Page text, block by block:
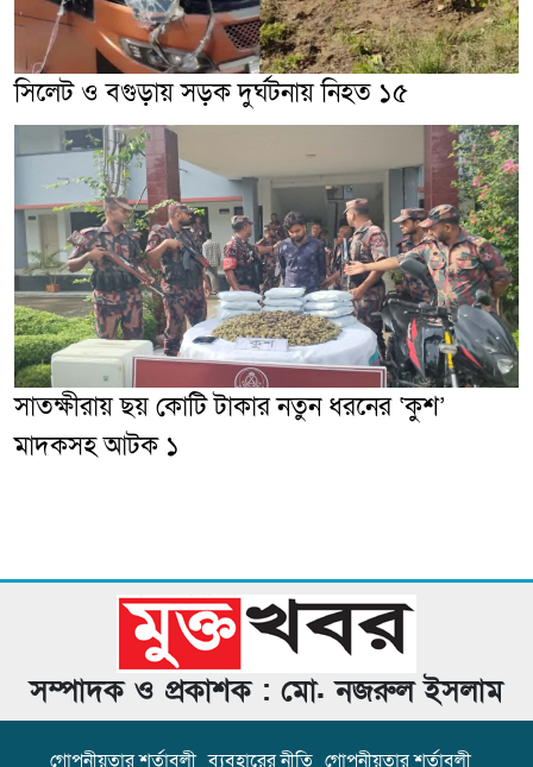
সিলেট ও বগুড়ায় সড়ক দুর্ঘটনায় নিহত ১৫
সাতক্ষীরায় ছয় কোটি টাকার নতুন ধরনের ‘কুশ’
মাদকসহ আটক ১
সম্পাদক ও প্রকাশক : মো. নজরুল ইসলাম
গোপনীয়তার শর্তাবলী ব্যবহারের নীতি গোপনীয়তার শর্তাবলী